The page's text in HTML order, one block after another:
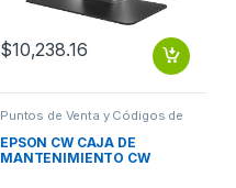
$10,238.16
Puntos de Venta y Códigos de
Suministros POS Retail y
Auto ID
EPSON CW CAJA DE
MANTENIMIENTO CW